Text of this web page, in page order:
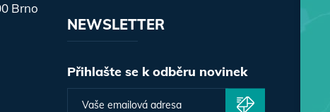
Brno
NEWSLETTER
Přihlašte se k odběru novinek